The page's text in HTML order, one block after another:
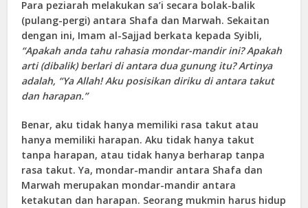
Para peziarah melakukan sa’i secara bolak-balik
(pulang-pergi) antara Shafa dan Marwah. Sekaitan
dengan ini, Imam al-Sajjad berkata kepada Syibli,
“Apakah anda tahu rahasia mondar-mandir ini? Apakah
arti (dibalik) berlari di antara dua gunung itu? Artinya
adalah, “Ya Allah! Aku posisikan diriku di antara takut
dan harapan.”
Benar, aku tidak hanya memiliki rasa takut atau
hanya memiliki harapan. Aku tidak hanya takut
tanpa harapan, atau tidak hanya berharap tanpa
rasa takut. Ya, mondar-mandir antara Shafa dan
Marwah merupakan mondar-mandir antara
ketakutan dan harapan. Seorang mukmin harus hidup